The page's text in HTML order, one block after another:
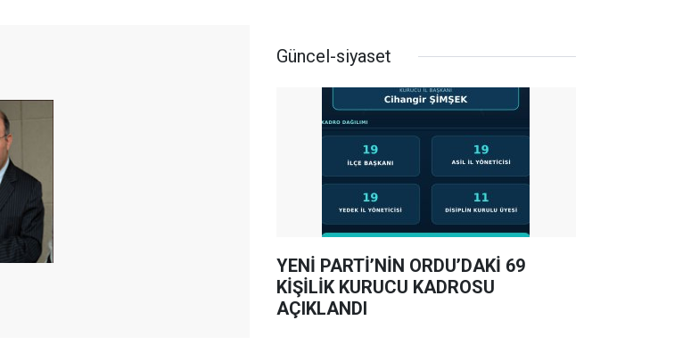
Güncel-siyaset
YENİ PARTİ’NİN ORDU’DAKİ 69
KİŞİLİK KURUCU KADROSU
AÇIKLANDI